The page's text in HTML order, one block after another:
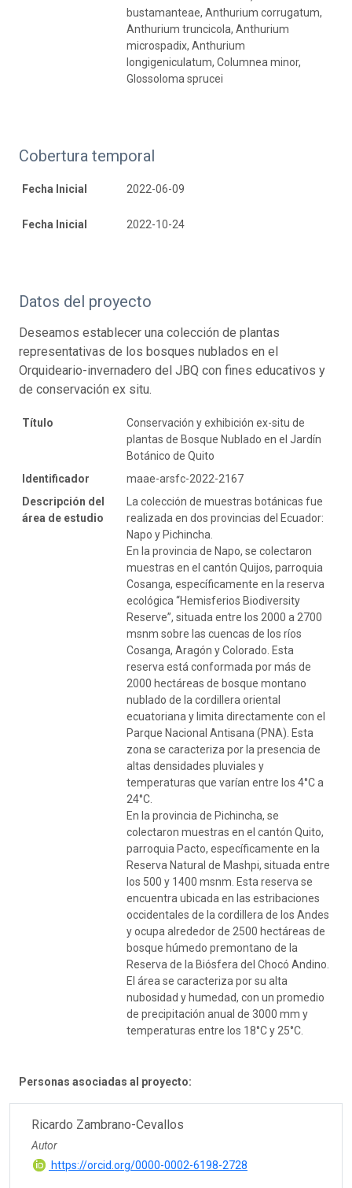
bustamanteae, Anthurium corrugatum,
Anthurium truncicola, Anthurium
microspadix, Anthurium
longigeniculatum, Columnea minor,
Glossoloma sprucei
Cobertura temporal
Fecha Inicial 2022-06-09
Fecha Inicial 2022-10-24
Datos del proyecto
Deseamos establecer una colección de plantas
representativas de los bosques nublados en el
Orquideario-invernadero del JBQ con fines educativos y
de conservación ex situ.
Título
Conservación y exhibición ex-situ de
plantas de Bosque Nublado en el Jardín
Botánico de Quito
Identificador
maae-arsfc-2022-2167
Descripción del
área de estudio
La colección de muestras botánicas fue
realizada en dos provincias del Ecuador:
Napo y Pichincha.
En la provincia de Napo, se colectaron
muestras en el cantón Quijos, parroquia
Cosanga, específicamente en la reserva
ecológica “Hemisferios Biodiversity
Reserve”, situada entre los 2000 a 2700
msnm sobre las cuencas de los ríos
Cosanga, Aragón y Colorado. Esta
reserva está conformada por más de
2000 hectáreas de bosque montano
nublado de la cordillera oriental
ecuatoriana y limita directamente con el
Parque Nacional Antisana (PNA). Esta
zona se caracteriza por la presencia de
altas densidades pluviales y
temperaturas que varían entre los 4°C a
24°C.
En la provincia de Pichincha, se
colectaron muestras en el cantón Quito,
parroquia Pacto, específicamente en la
Reserva Natural de Mashpi, situada entre
los 500 y 1400 msnm. Esta reserva se
encuentra ubicada en las estribaciones
occidentales de la cordillera de los Andes
y ocupa alrededor de 2500 hectáreas de
bosque húmedo premontano de la
Reserva de la Biósfera del Chocó Andino.
El área se caracteriza por su alta
nubosidad y humedad, con un promedio
de precipitación anual de 3000 mm y
temperaturas entre los 18°C y 25°C.
Personas asociadas al proyecto:
Ricardo Zambrano-Cevallos
Autor
https://orcid.org/0000-0002-6198-2728